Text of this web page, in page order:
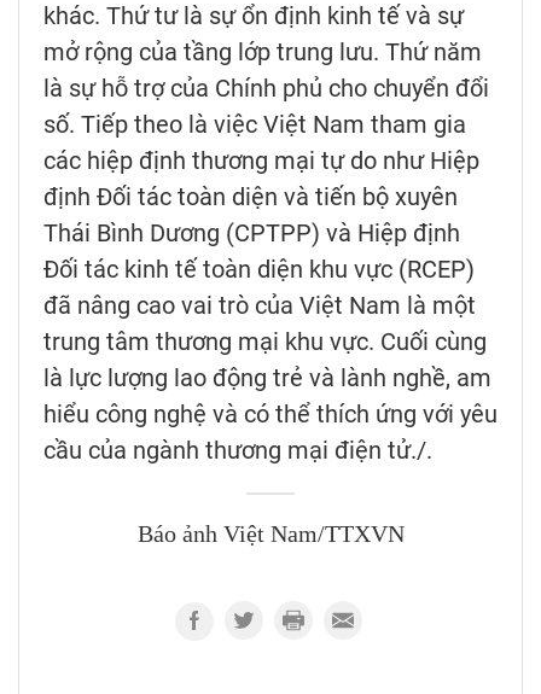
khác. Thứ tư là sự ổn định kinh tế và sự
mở rộng của tầng lớp trung lưu. Thứ năm
là sự hỗ trợ của Chính phủ cho chuyển đổi
số. Tiếp theo là việc Việt Nam tham gia
các hiệp định thương mại tự do như Hiệp
định Đối tác toàn diện và tiến bộ xuyên
Thái Bình Dương (CPTPP) và Hiệp định
Đối tác kinh tế toàn diện khu vực (RCEP)
đã nâng cao vai trò của Việt Nam là một
trung tâm thương mại khu vực. Cuối cùng
là lực lượng lao động trẻ và lành nghề, am
hiểu công nghệ và có thể thích ứng với yêu
cầu của ngành thương mại điện tử./.
Báo ảnh Việt Nam/TTXVN